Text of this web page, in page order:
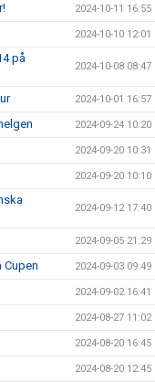
2024-10-11 16:55
2024-10-10 12:01
på
2024-10-08 08:47
2024-10-01 16:57
2024-09-24 10:20
2024-09-20 10:31
2024-09-20 10:10
2024-09-12 17:40
2024-09-05 21:29
Cupen 2024-09-03 09:49
2024-09-02 16:41
2024-08-27 11:02
2024-08-20 16:45
2024-08-20 12:45